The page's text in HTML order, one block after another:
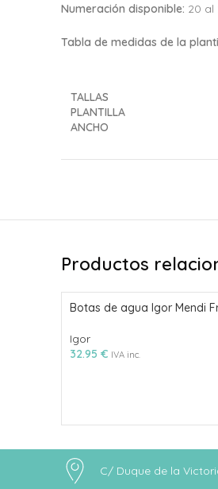
Numeración disponible: 20 al
Tabla de medidas de la
TALLAS
PLANTILLA
ANCHO
Productos
Botas de agua Igor Mendi
Igor
32.95 € IVA inc.
C/ Duque de la